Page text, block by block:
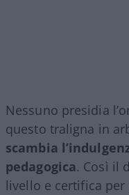
Nessuno presidia
questo traligna in
scambia
pedagogica. Così il
livello e certifica